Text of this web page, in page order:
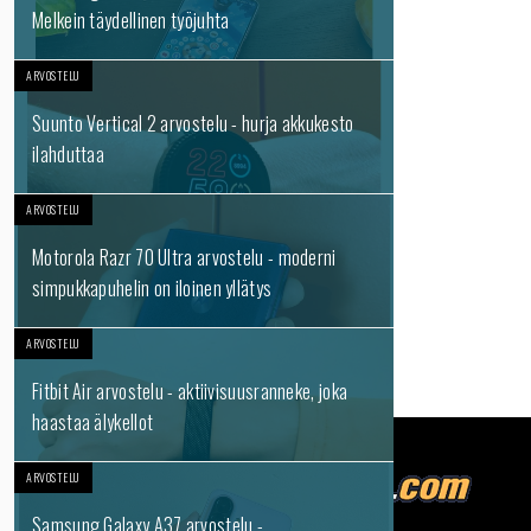
Melkein täydellinen työjuhta
ARVOSTELU
Suunto Vertical 2 arvostelu - hurja akkukesto
ilahduttaa
ARVOSTELU
Motorola Razr 70 Ultra arvostelu - moderni
simpukkapuhelin on iloinen yllätys
ARVOSTELU
Fitbit Air arvostelu - aktiivisuusranneke, joka
haastaa älykellot
ARVOSTELU
Samsung Galaxy A37 arvostelu -